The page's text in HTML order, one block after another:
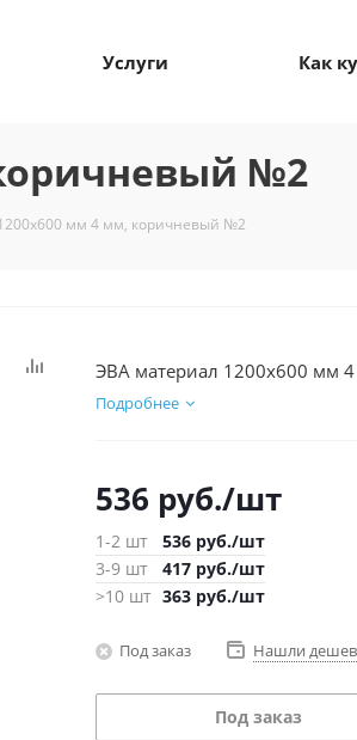
Услуги Как
№2
мм 4 мм, коричневый №2
ЭВА материал 1200х600 мм
Подробнее
536 руб./шт
1-2 шт 536 руб./шт
3-9 шт
417 руб./шт
>10 шт 363 руб./шт
Под заказ Нашли
Под заказ